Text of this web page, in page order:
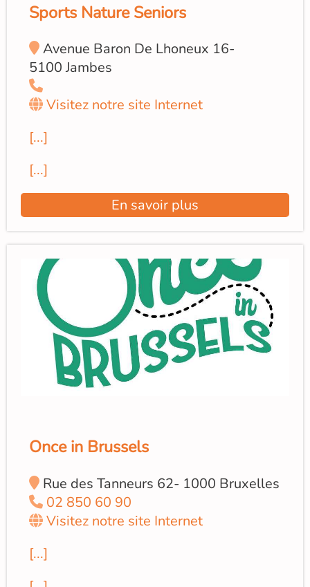
Sports Nature Seniors
Avenue Baron De Lhoneux 16-
5100 Jambes
Visitez notre site Internet
[...]
[...]
En savoir plus
Once in Brussels
Rue des Tanneurs 62- 1000 Bruxelles
02 850 60 90
Visitez notre site Internet
[...]